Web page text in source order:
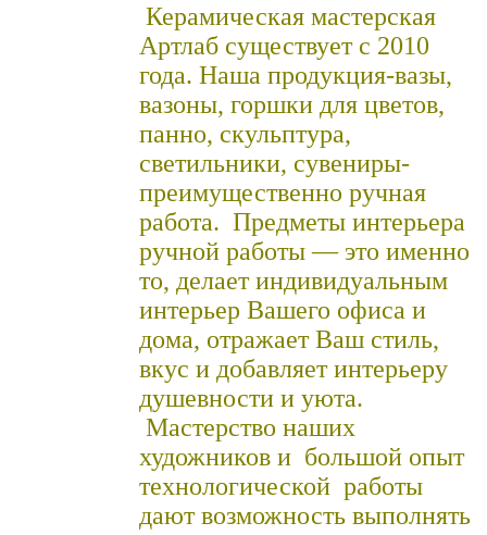
Керамическая мастерская
Артлаб существует с 2010
года. Наша продукция-вазы,
вазоны, горшки для цветов,
панно, скульптура,
светильники, сувениры-
преимущественно ручная
работа. Предметы интерьера
ручной работы — это именно
то, делает индивидуальным
интерьер Вашего офиса и
дома, отражает Ваш стиль,
вкус и добавляет интерьеру
душевности и уюта.
Мастерство наших
художников и большой опыт
технологической работы
дают возможность выполнять